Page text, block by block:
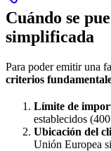
Cuándo se
simplificada
Para poder emitir una
criterios
Límite de
establecidos
Ubicación del
Unión Europea